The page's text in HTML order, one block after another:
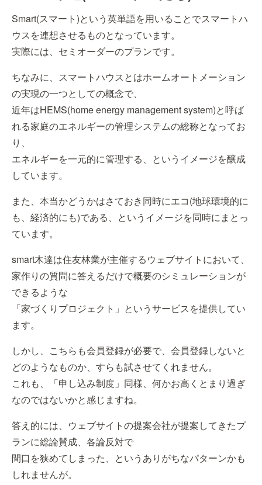
Smart(スマート)という英単語を用いることでスマートハ
ウスを連想させるものとなっています。
実際には、セミオーダーのプランです。
ちなみに、スマートハウスとはホームオートメーション
の実現の一つとしての概念で、
近年はHEMS(home energy management system)と呼ば
れる家庭のエネルギーの管理システムの総称となってお
り、
エネルギーを一元的に管理する、というイメージを醸成
しています。
また、本当かどうかはさておき同時にエコ(地球環境的に
も、経済的にも)である、というイメージを同時にまとっ
ています。
smart木達は住友林業が主催するウェブサイトにおいて、
家作りの質問に答えるだけで概要のシミュレーションが
できるような
「家づくりプロジェクト」というサービスを提供してい
ます。
しかし、こちらも会員登録が必要で、会員登録しないと
どのようなものか、すらも試させてくれません。
これも、「申し込み制度」同様、何かお高くとまり過ぎ
なのではないかと感じますね。
答え的には、ウェブサイトの提案会社が提案してきたプ
ランに総論賛成、各論反対で
間口を狭めてしまった、というありがちなパターンかも
しれませんが。